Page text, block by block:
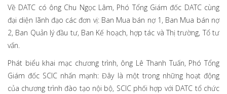
Về DATC có ông Chu Ngọc Lâm, Phó Tổng Giám đốc DATC cùng
đại diện lãnh đạo các đơn vị: Ban Mua bán nợ 1, Ban Mua bán nợ
2, Ban Quản lý đầu tư, Ban Kế hoạch, hợp tác và Thị trường, Tổ tư
vấn​.
Phát biểu khai mạc chương trình, ông Lê Thanh Tuấn, Phó Tổng
Giám đốc SCIC nhấn mạnh: Đây là một trong những hoạt động
của chương trình đào tạo nội bộ, SCIC phối hợp với DATC tổ chức